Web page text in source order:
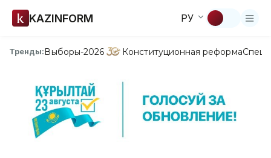
KAZINFORM РУ
Тренды:Выборы-2026 Конституционная реформа